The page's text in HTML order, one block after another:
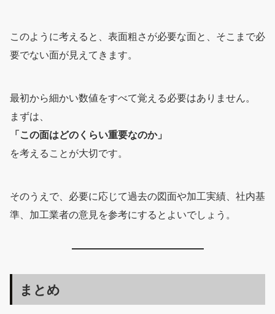
このように考えると、表面粗さが必要な面と、そこまで必
要でない面が見えてきます。
最初から細かい数値をすべて覚える必要はありません。
まずは、
「この面はどのくらい重要なのか」
を考えることが大切です。
そのうえで、必要に応じて過去の図面や加工実績、社内基
準、加工業者の意見を参考にするとよいでしょう。
まとめ